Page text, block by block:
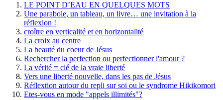
LE POINT D’EAU EN QUELQUES MOTS
Une parabole, un tableau, un livre… une invitation à la
réflexion !
croître en verticalité et en horizontalité
La croix au centre
La beauté du coeur de Jésus
Rechercher la perfection ou perfectionner l'amour ?
La vérité = clé de la vraie liberté
Vers une liberté nouvelle, dans les pas de Jésus
Réflextion autour du repli sur soi ou le syndrome Hikikomori
Etes-vous en mode "appels illimités"?